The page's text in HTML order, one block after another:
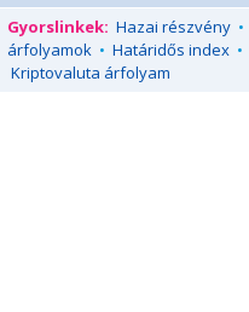
Gyorslinkek: Hazai részvény •
árfolyamok • Határidős index •
Kriptovaluta árfolyam